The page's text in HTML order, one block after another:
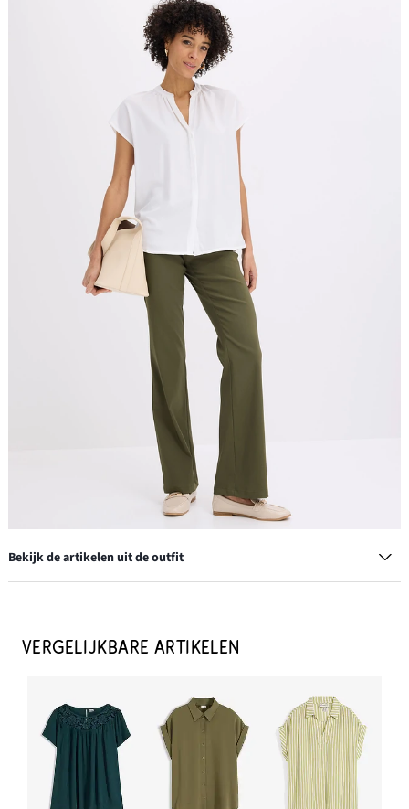
Bekijk de artikelen uit de outfit
€ 26,99
Creolen
€ 13,99
IN WINKELMANDJE
Buideltas met extra binnenzak
VERGELIJKBARE ARTIKELEN